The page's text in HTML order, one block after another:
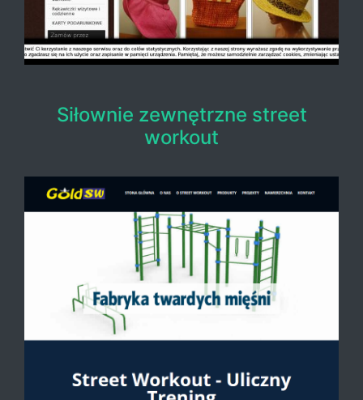
Siłownie zewnętrzne street
workout